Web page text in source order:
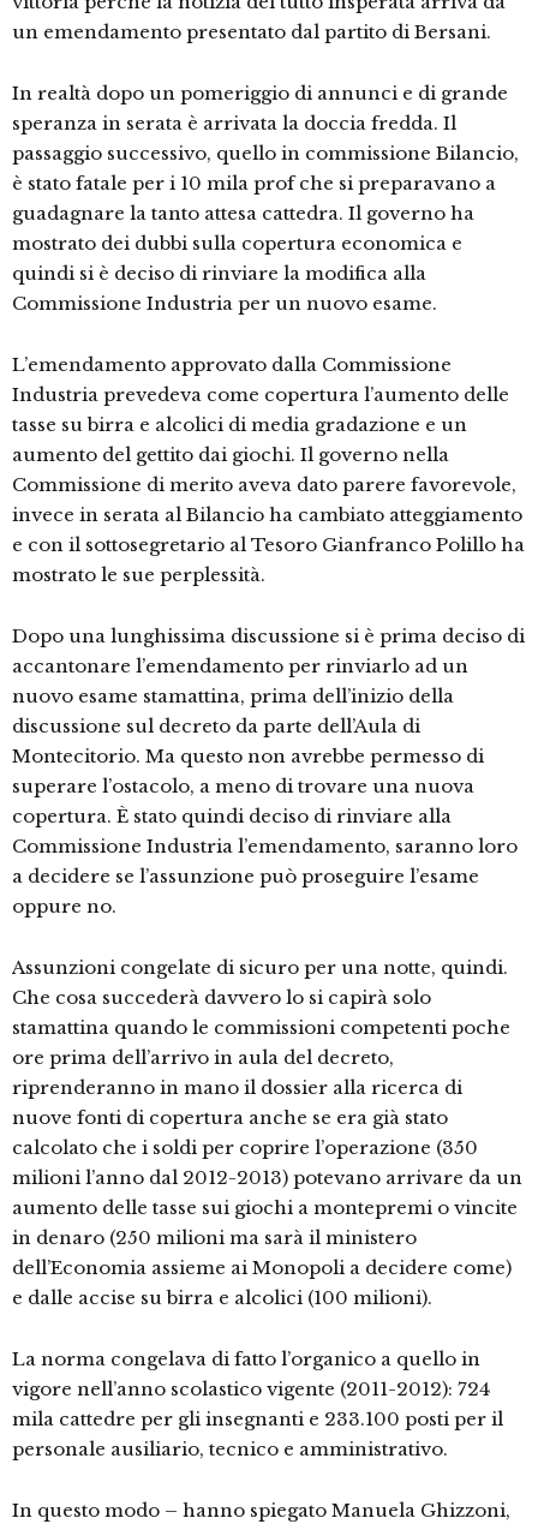
un emendamento presentato dal partito di Bersani.
In realtà dopo un pomeriggio di annunci e di grande
speranza in serata è arrivata la doccia fredda. Il
passaggio successivo, quello in commissione Bilancio,
è stato fatale per i 10 mila prof che si preparavano a
guadagnare la tanto attesa cattedra. Il governo ha
mostrato dei dubbi sulla copertura economica e
quindi si è deciso di rinviare la modifica alla
Commissione Industria per un nuovo esame.
L’emendamento approvato dalla Commissione
Industria prevedeva come copertura l’aumento delle
tasse su birra e alcolici di media gradazione e un
aumento del gettito dai giochi. Il governo nella
Commissione di merito aveva dato parere favorevole,
invece in serata al Bilancio ha cambiato atteggiamento
e con il sottosegretario al Tesoro Gianfranco Polillo ha
mostrato le sue perplessità.
Dopo una lunghissima discussione si è prima deciso di
accantonare l’emendamento per rinviarlo ad un
nuovo esame stamattina, prima dell’inizio della
discussione sul decreto da parte dell’Aula di
Montecitorio. Ma questo non avrebbe permesso di
superare l’ostacolo, a meno di trovare una nuova
copertura. È stato quindi deciso di rinviare alla
Commissione Industria l’emendamento, saranno loro
a decidere se l’assunzione può proseguire l’esame
oppure no.
Assunzioni congelate di sicuro per una notte, quindi.
Che cosa succederà davvero lo si capirà solo
stamattina quando le commissioni competenti poche
ore prima dell’arrivo in aula del decreto,
riprenderanno in mano il dossier alla ricerca di
nuove fonti di copertura anche se era già stato
calcolato che i soldi per coprire l’operazione (350
milioni l’anno dal 2012-2013) potevano arrivare da un
aumento delle tasse sui giochi a montepremi o vincite
in denaro (250 milioni ma sarà il ministero
dell’Economia assieme ai Monopoli a decidere come)
e dalle accise su birra e alcolici (100 milioni).
La norma congelava di fatto l’organico a quello in
vigore nell’anno scolastico vigente (2011-2012): 724
mila cattedre per gli insegnanti e 233.100 posti per il
personale ausiliario, tecnico e amministrativo.
In questo modo – hanno spiegato Manuela Ghizzoni,